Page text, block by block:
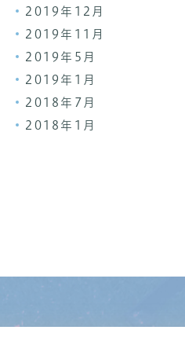
2019年12月
2019年11月
2019年5月
2019年1月
2018年7月
2018年1月